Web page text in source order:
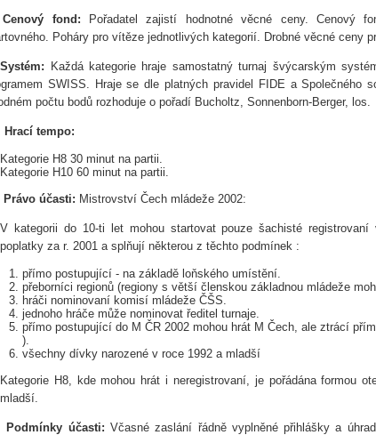
Cenový fond: Pořadatel zajistí hodnotné věcné ceny. Cenový
Poháry pro vítěze jednotlivých kategorií. Drobné věcné ceny
Systém: Každá kategorie hraje samostatný turnaj švýcarským
SWISS. Hraje se dle platných pravidel FIDE a Společného
počtu bodů rozhoduje o pořadí Bucholtz, Sonnenborn-Berger, los.
Hrací tempo:
Kategorie H8 30 minut na partii.
Kategorie H10 60 minut na partii.
Právo účasti: Mistrovství Čech mládeže 2002:
V kategorii do 10-ti let mohou startovat pouze šachisté
poplatky za r. 2001 a splňují některou z těchto podmínek :
přímo postupující - na základě loňského umístění.
přeborníci regionů (regiony s větší členskou základnou mládeže
hráči nominovaní komisí mládeže ČŠS.
jednoho hráče může nominovat ředitel turnaje.
přímo postupující do M ČR 2002 mohou hrát M Čech, ale ztrácí
).
všechny dívky narozené v roce 1992 a mladší
Kategorie H8, kde mohou hrát i neregistrovaní, je pořádána formou
mladší.
Podmínky účasti: Včasné zaslání řádně vyplněné přihlášky a